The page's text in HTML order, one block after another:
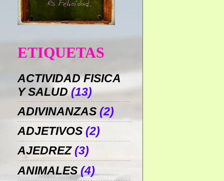
ETIQUETAS
ACTIVIDAD FISICA
Y SALUD (13)
ADIVINANZAS (2)
ADJETIVOS (2)
AJEDREZ (3)
ANIMALES (4)